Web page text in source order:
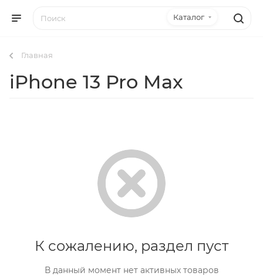
Каталог
Главная
iPhone 13 Pro Max
К сожалению, раздел пуст
В данный момент нет активных товаров